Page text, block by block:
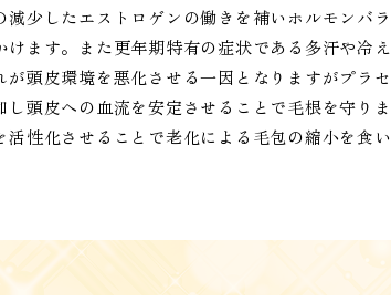
減少したエストロゲンの働きを補いホルモンバ
けます。また更年期特有の症状である多汗や冷
が頭皮環境を悪化させる一因となりますがプラ
頭皮への血流を安定させることで毛根を守り
性化させることで老化による毛包の縮小を食